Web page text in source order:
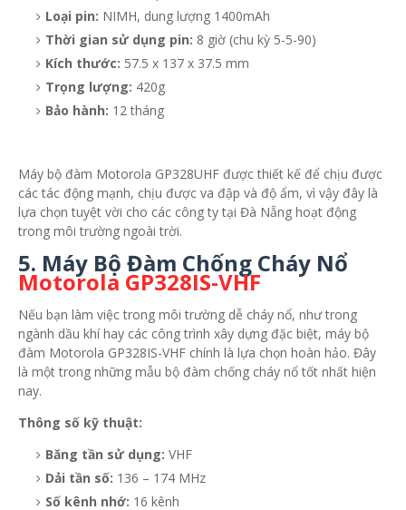
Loại pin: NIMH, dung lượng 1400mAh
Thời gian sử dụng pin: 8 giờ (chu kỳ 5-5-90)
Kích thước: 57.5 x 137 x 37.5 mm
Trọng lượng: 420g
Bảo hành: 12 tháng
Máy bộ đàm Motorola GP328UHF được thiết kế để chịu được
các tác động mạnh, chịu được va đập và độ ẩm, vì vậy đây là
lựa chọn tuyệt vời cho các công ty tại Đà Nẵng hoạt động
trong môi trường ngoài trời.
5. Máy Bộ Đàm Chống Cháy Nổ
Motorola GP328IS-VHF
Nếu bạn làm việc trong môi trường dễ cháy nổ, như trong
ngành dầu khí hay các công trình xây dựng đặc biệt, máy bộ
đàm Motorola GP328IS-VHF chính là lựa chọn hoàn hảo. Đây
là một trong những mẫu bộ đàm chống cháy nổ tốt nhất hiện
nay.
Thông số kỹ thuật:
Băng tần sử dụng: VHF
Dải tần số: 136 – 174 MHz
Số kênh nhớ: 16 kênh